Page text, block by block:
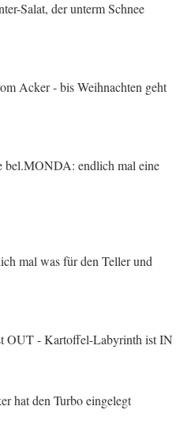
Salat, der unterm Schnee
Acker - bis Weihnachten geht
bel.MONDA: endlich mal eine
mal was für den Teller und
OUT - Kartoffel-Labyrinth ist IN
hat den Turbo eingelegt